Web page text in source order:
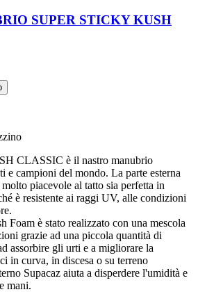
SUPER STICKY KUSH
CLASSIC è il nastro manubrio
e campioni del mondo. La parte esterna
piacevole al tatto sia perfetta in
è resistente ai raggi UV, alle condizioni
Foam è stato realizzato con una mescola
grazie ad una piccola quantità di
assorbire gli urti e a migliorare la
in curva, in discesa o su terreno
Supacaz aiuta a disperdere l'umidità e
mani.